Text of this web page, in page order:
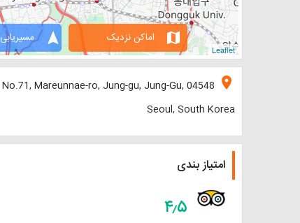
Leaflet
navigation مسیریابی map اماکن نزدیک
location_on
No.71, Mareunnae-ro, Jung-gu, Jung-Gu, 04548
Seoul, South Korea
امتیاز بندی
۴٫۵